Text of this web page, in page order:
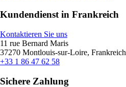
Kundendienst in Frankreich
Kontaktieren Sie uns
11 rue Bernard Maris
37270 Montlouis-sur-Loire, Frankreich
+33 1 86 47 62 58
Sichere Zahlung